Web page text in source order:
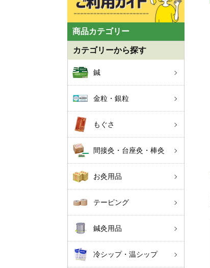
商品カテゴリー
カテゴリーから探す
鍼
金粒・銀粒
もぐさ
間接灸・台座灸・棒灸
お灸用品
テーピング
鍼灸用品
冷シップ・温シップ